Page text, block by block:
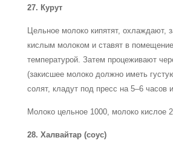
27. Курут
Цельное молоко кипятят, охлаждают,
кислым молоком и ставят в
температурой. Затем процеживают
(закисшее молоко должно иметь
солят, кладут под пресс на 5–6 часов
Молоко цельное 1000, молоко кислое
28. Халвайтар (соус)